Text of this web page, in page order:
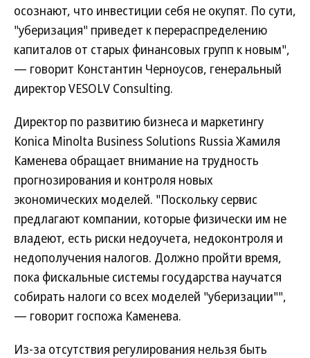
осознают, что инвестиции себя не окупят. По сути,
"уберизация" приведет к перераспределению
капиталов от старых финансовых групп к новым",
— говорит Константин Черноусов, генеральный
директор VESOLV Consulting.
Директор по развитию бизнеса и маркетингу
Konica Minolta Business Solutions Russia Жамиля
Каменева обращает внимание на трудность
прогнозирования и контроля новых
экономических моделей. "Поскольку сервис
предлагают компании, которые физически им не
владеют, есть риски недоучета, недоконтроля и
недополучения налогов. Должно пройти время,
пока фискальные системы государства научатся
собирать налоги со всех моделей "уберизации"",
— говорит госпожа Каменева.
Из-за отсутствия регулирования нельзя быть